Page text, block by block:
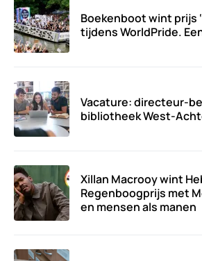
Boekenboot wint prijs
tijdens WorldPride.
Vacature: directeur-
bibliotheek West-
Xillan Macrooy wint
Regenboogprijs met
en mensen als manen